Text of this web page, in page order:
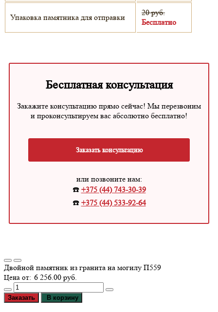
Упаковка памятника для отправки
20 руб.
Бесплатно
Бесплатная консультация
Закажите консультацию прямо сейчас! Мы перезвоним
и проконсультируем вас абсолютно бесплатно!
Заказать консультацию
или позвоните нам:
☎️ +375 (44) 743-30-39
☎️ +375 (44) 533-92-64
Двойной памятник из гранита на могилу П559
6 256.00 руб.
Заказать В корзину